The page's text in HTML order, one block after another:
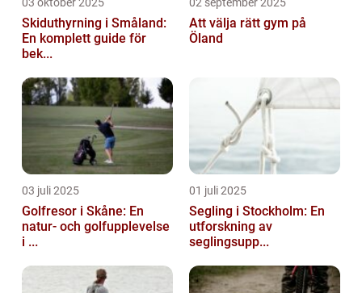
Skiduthyrning i Småland:
En komplett guide för
bek...
Att välja rätt gym på
Öland
03 juli 2025
Golfresor i Skåne: En
natur- och golfupplevelse
i ...
01 juli 2025
Segling i Stockholm: En
utforskning av
seglingsupp...